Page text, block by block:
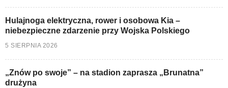
Hulajnoga elektryczna, rower i osobowa Kia –
niebezpieczne zdarzenie przy Wojska Polskiego
5 SIERPNIA 2026
„Znów po swoje” – na stadion zaprasza „Brunatna”
drużyna